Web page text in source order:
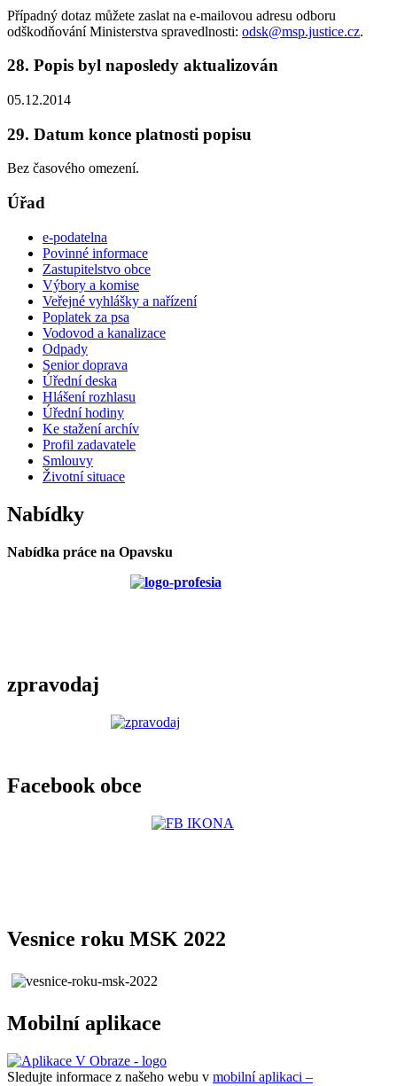
Případný dotaz můžete zaslat na e-mailovou adresu odboru
odškodňování Ministerstva spravedlnosti: odsk@msp.justice.cz.
28. Popis byl naposledy aktualizován
05.12.2014
29. Datum konce platnosti popisu
Bez časového omezení.
Úřad
e-podatelna
Povinné informace
Zastupitelstvo obce
Výbory a komise
Veřejné vyhlášky a nařízení
Poplatek za psa
Vodovod a kanalizace
Odpady
Senior doprava
Úřední deska
Hlášení rozhlasu
Úřední hodiny
Ke stažení archív
Profil zadavatele
Smlouvy
Životní situace
Nabídky
Nabídka práce na Opavsku
zpravodaj
Facebook obce
Vesnice roku MSK 2022
Mobilní aplikace
Sledujte informace z našeho webu v mobilní aplikaci –